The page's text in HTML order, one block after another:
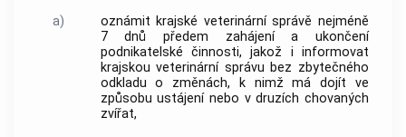
a)
oznámit krajské veterinární správě nejméně
7 dnů předem zahájení a ukončení
podnikatelské činnosti, jakož i informovat
krajskou veterinární správu bez zbytečného
odkladu o změnách, k nimž má dojít ve
způsobu ustájení nebo v druzích chovaných
zvířat,